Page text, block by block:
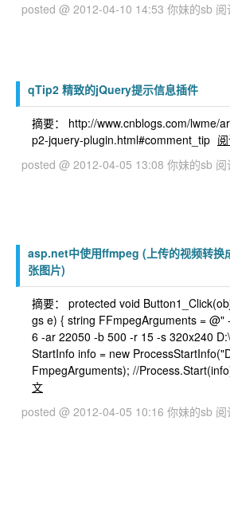
posted @ 2012-04-10 14:53 你妹的sb
qTip2 精致的jQuery提示信息插件
摘要： http://www.cnblogs.com/lwme/
p2-jquery-plugin.html#comment_tip
posted @ 2012-04-05 13:08 你妹的sb
asp.net中使用ffmpeg (上传的视频转换
张图片)
摘要： protected void
gs e) { string FFmpegArguments = @"
6 -ar 22050 -b 500 -r 15 -s 320x240
StartInfo info = new
FmpegArguments); //
文
posted @ 2012-04-05 10:16 你妹的sb